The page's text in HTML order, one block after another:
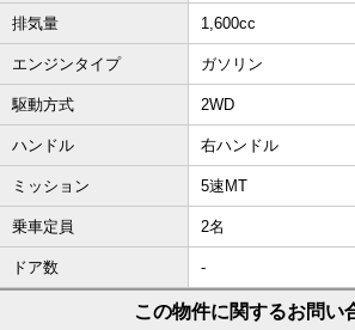
排気量 1,600cc
エンジンタイプ ガソリン
駆動方式 2WD
ハンドル 右ハンドル
ミッション 5速MT
乗車定員 2名
ドア数 -
この物件に関するお問い